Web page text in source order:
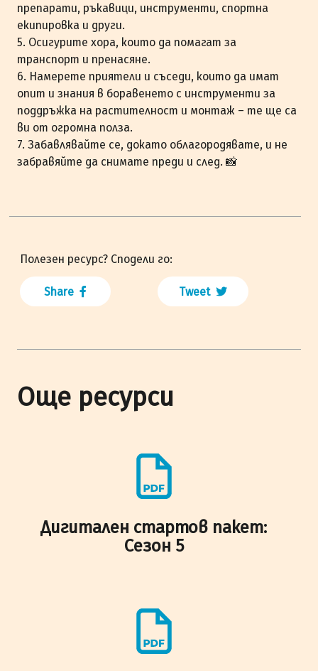
препарати, ръкавици, инструменти, спортна
екипировка и други.
5. Осигурите хора, които да помагат за
транспорт и пренасяне.
6. Намерете приятели и съседи, които да имат
опит и знания в боравенето с инструменти за
поддръжка на растителност и монтаж – те ще са
ви от огромна полза.
7. Забавлявайте се, докато облагородявате, и не
забравяйте да снимате преди и след. 📸
Полезен ресурс? Сподели го:
Share Tweet
Още ресурси
Дигитален стартов пакет:
Сезон 5